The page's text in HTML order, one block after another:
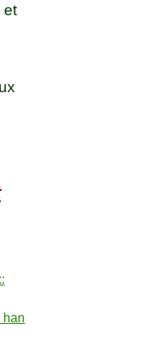
et
han